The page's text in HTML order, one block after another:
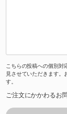
こちらの投稿への個別対
見させていただきます。
す。
ご注文にかかわるお